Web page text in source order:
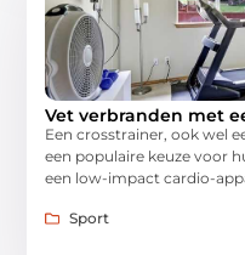
Vet verbranden met
Een crosstrainer, ook wel
een populaire keuze voor
een low-impact cardio-
Sport